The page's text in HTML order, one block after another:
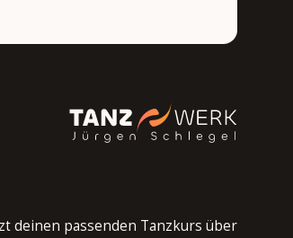
deinen passenden Tanzkurs über